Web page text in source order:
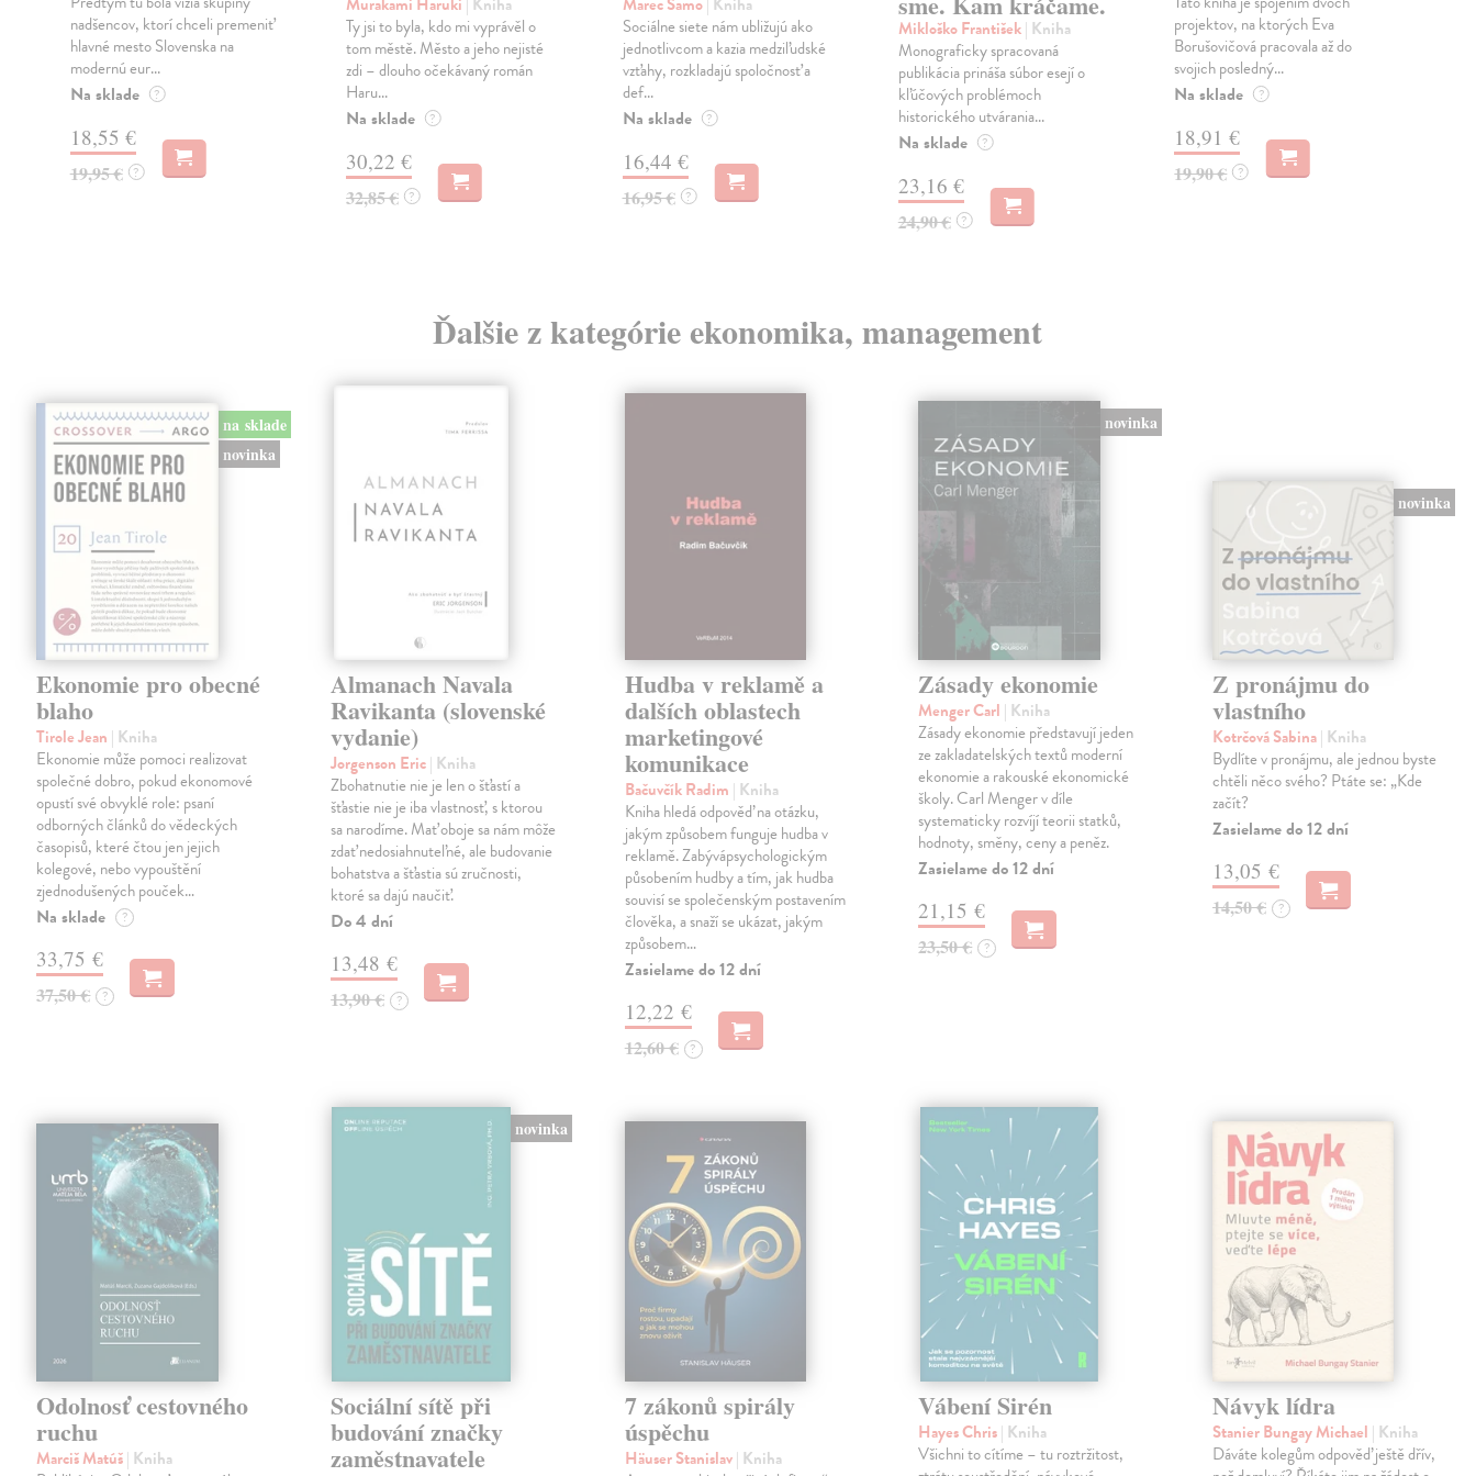
nadšencov, ktorí chceli premeniť
hlavné mesto Slovenska na
modernú eur...
Na sklade ?
18,55 €
19,95 € ?
Ty jsi to byla, kdo mi vyprávěl o
tom městě. Město a jeho nejisté
zdi – dlouho očekávaný román
Haru...
Na sklade ?
30,22 €
32,85 € ?
Sociálne siete nám ubližujú ako
jednotlivcom a kazia medziľudské
vzťahy, rozkladajú spoločnosť a
def...
Na sklade ?
16,44 €
16,95 € ?
Mikloško František| Kniha
Monograficky spracovaná
publikácia prináša súbor esejí o
kľúčových problémoch
historického utvárania...
Na sklade ?
23,16 €
24,90 € ?
projektov, na ktorých Eva
Borušovičová pracovala až do
svojich posledný...
Na sklade ?
18,91 €
19,90 € ?
Ďalšie z kategórie ekonomika, management
na sklade
novinka
Ekonomie pro obecné
blaho
Tirole Jean | Kniha
Ekonomie může pomoci realizovat
společné dobro, pokud ekonomové
opustí své obvyklé role: psaní
odborných článků do vědeckých
časopisů, které čtou jen jejich
kolegové, nebo vypouštění
zjednodušených pouček…
Na sklade ?
33,75 €
37,50 € ?
Almanach Navala
Ravikanta (slovenské
vydanie)
Jorgenson Eric| Kniha
Zbohatnutie nie je len o šťastí a
šťastie nie je iba vlastnosť, s ktorou
sa narodíme. Mať oboje sa nám môže
zdať nedosiahnuteľné, ale budovanie
bohatstva a šťastia sú zručnosti,
ktoré sa dajú naučiť.
Do 4 dní
13,48 €
13,90 € ?
Hudba v reklamě a
dalších oblastech
marketingové
komunikace
Bačuvčík Radim | Kniha
Kniha hledá odpověď na otázku,
jakým způsobem funguje hudba v
reklamě. Zabývápsychologickým
působením hudby a tím, jak hudba
souvisí se společenským postavením
člověka, a snaží se ukázat, jakým
způsobem…
Zasielame do 12 dní
12,22 €
12,60 € ?
novinka
Zásady ekonomie
Menger Carl | Kniha
Zásady ekonomie představují jeden
ze zakladatelských textů moderní
ekonomie a rakouské ekonomické
školy. Carl Menger v díle
systematicky rozvíjí teorii statků,
hodnoty, směny, ceny a peněz.
Zasielame do 12 dní
21,15 €
23,50 € ?
novinka
Z pronájmu do
vlastního
Kotrčová Sabina| Kniha
Bydlíte v pronájmu, ale jednou byste
chtěli něco svého? Ptáte se: „Kde
začít?
Zasielame do 12 dní
13,05 €
14,50 € ?
Odolnosť cestovného
ruchu
Marciš Matúš| Kniha
novinka
Sociální sítě při
budování značky
zaměstnavatele
7 zákonů spirály
úspěchu
Häuser Stanislav| Kniha
Vábení Sirén
Hayes Chris| Kniha
Všichni to cítíme – tu roztržitost,
Návyk lídra
Stanier Bungay Michael | Kniha
Dáváte kolegům odpověď ještě dřív,